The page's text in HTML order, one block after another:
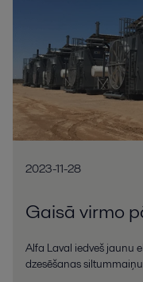
2023-11-28
Gaisā virmo
Alfa Laval iedveš jaunu
dzesēšanas